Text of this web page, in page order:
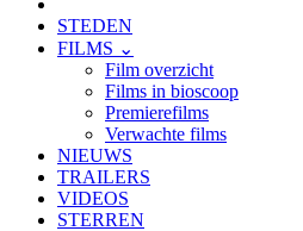
STEDEN
FILMS ⌄
Film overzicht
Films in bioscoop
Premierefilms
Verwachte films
NIEUWS
TRAILERS
VIDEOS
STERREN